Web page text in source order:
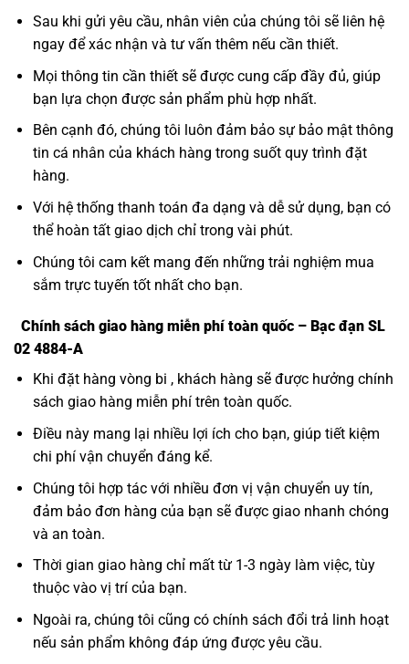
Sau khi gửi yêu cầu, nhân viên của chúng tôi sẽ liên hệ
ngay để xác nhận và tư vấn thêm nếu cần thiết.
Mọi thông tin cần thiết sẽ được cung cấp đầy đủ, giúp
bạn lựa chọn được sản phẩm phù hợp nhất.
Bên cạnh đó, chúng tôi luôn đảm bảo sự bảo mật thông
tin cá nhân của khách hàng trong suốt quy trình đặt
hàng.
Với hệ thống thanh toán đa dạng và dễ sử dụng, bạn có
thể hoàn tất giao dịch chỉ trong vài phút.
Chúng tôi cam kết mang đến những trải nghiệm mua
sắm trực tuyến tốt nhất cho bạn.
Chính sách giao hàng miễn phí toàn quốc – Bạc đạn SL
02 4884-A
Khi đặt hàng vòng bi , khách hàng sẽ được hưởng chính
sách giao hàng miễn phí trên toàn quốc.
Điều này mang lại nhiều lợi ích cho bạn, giúp tiết kiệm
chi phí vận chuyển đáng kể.
Chúng tôi hợp tác với nhiều đơn vị vận chuyển uy tín,
đảm bảo đơn hàng của bạn sẽ được giao nhanh chóng
và an toàn.
Thời gian giao hàng chỉ mất từ 1-3 ngày làm việc, tùy
thuộc vào vị trí của bạn.
Ngoài ra, chúng tôi cũng có chính sách đổi trả linh hoạt
nếu sản phẩm không đáp ứng được yêu cầu.